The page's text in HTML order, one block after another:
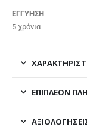
ΕΓΓΥΗΣΗ
5 χρόνια
ΕΠΙΠΛΈΟΝ